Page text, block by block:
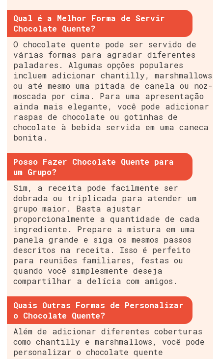
Qual é a Melhor Forma de Servir
Chocolate Quente?
O chocolate quente pode ser servido de
várias formas para agradar diferentes
paladares. Algumas opções populares
incluem adicionar chantilly, marshmallows
ou até mesmo uma pitada de canela ou noz-
moscada por cima. Para uma apresentação
ainda mais elegante, você pode adicionar
raspas de chocolate ou gotinhas de
chocolate à bebida servida em uma caneca
bonita.
Posso Fazer Chocolate Quente para
um Grupo?
Sim, a receita pode facilmente ser
dobrada ou triplicada para atender um
grupo maior. Basta ajustar
proporcionalmente a quantidade de cada
ingrediente. Prepare a mistura em uma
panela grande e siga os mesmos passos
descritos na receita. Isso é perfeito
para reuniões familiares, festas ou
quando você simplesmente deseja
compartilhar a delícia com amigos.
Quais Outras Formas de Personalizar
o Chocolate Quente?
Além de adicionar diferentes coberturas
como chantilly e marshmallows, você pode
personalizar o chocolate quente